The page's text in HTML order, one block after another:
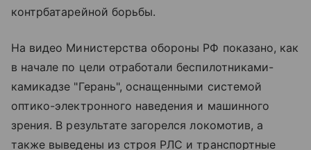
контрбатарейной борьбы.
На видео Министерства обороны РФ показано, как
в начале по цели отработали беспилотниками-
камикадзе "Герань", оснащенными системой
оптико-электронного наведения и машинного
зрения. В результате загорелся локомотив, а
также выведены из строя РЛС и транспортные